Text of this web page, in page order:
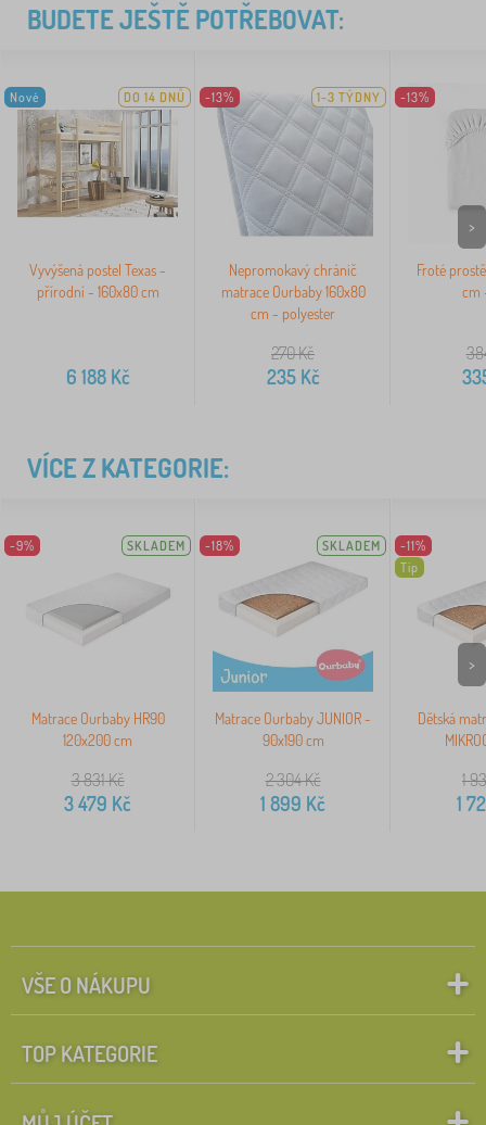
BUDETE JEŠTĚ POTŘEBOVAT:
Nové DO 14 DNŮ
Vyvýšená postel Texas -
přírodní - 160x80 cm
6 188Kč
-13% 1-3 TÝDNY
Nepromokavý chránič
matrace Ourbaby 160x80
cm - polyester
270Kč
235Kč
-13%
Froté
cm
>
VÍCE Z KATEGORIE:
-9% SKLADEM
Matrace Ourbaby HR90
120x200 cm
3 831Kč
3 479 Kč
-18% SKLADEM
Matrace Ourbaby JUNIOR -
90x190 cm
2 304Kč
1 899 Kč
-11%
Tip
Dětská
1
1
>
VŠE O NÁKUPU
TOP KATEGORIE